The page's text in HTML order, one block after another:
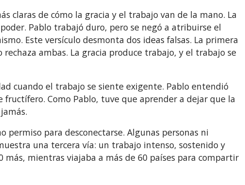
claras de cómo la gracia y el trabajo van de la mano. La
Pablo trabajó duro, pero se negó a atribuirse el
Este versículo desmonta dos ideas falsas. La primera
ambas. La gracia produce trabajo, y el trabajo se
cuando el trabajo se siente exigente. Pablo entendió
Como Pablo, tuve que aprender a dejar que la
para desconectarse. Algunas personas ni
una tercera vía: un trabajo intenso, sostenido y
mientras viajaba a más de 60 países para compartir